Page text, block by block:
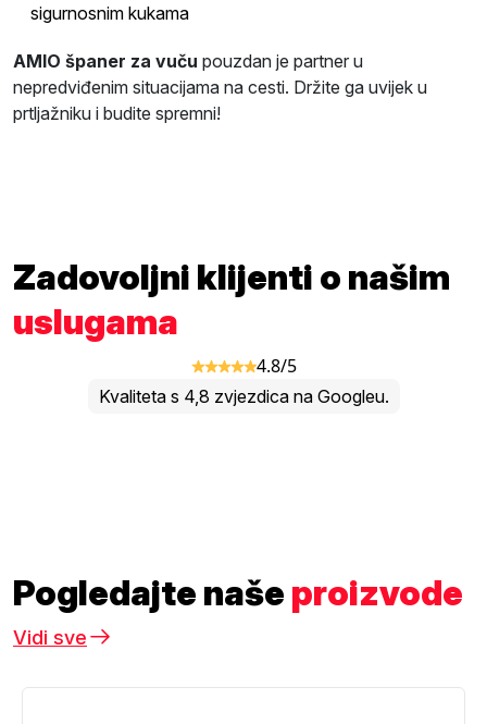
sigurnosnim kukama
AMIO španer za vuču pouzdan je partner u
nepredviđenim situacijama na cesti. Držite ga uvijek u
prtljažniku i budite spremni!
Zadovoljni klijenti o našim
uslugama
4.8/5
Kvaliteta s 4,8 zvjezdica na Googleu.
Pogledajte naše proizvode
Vidi sve